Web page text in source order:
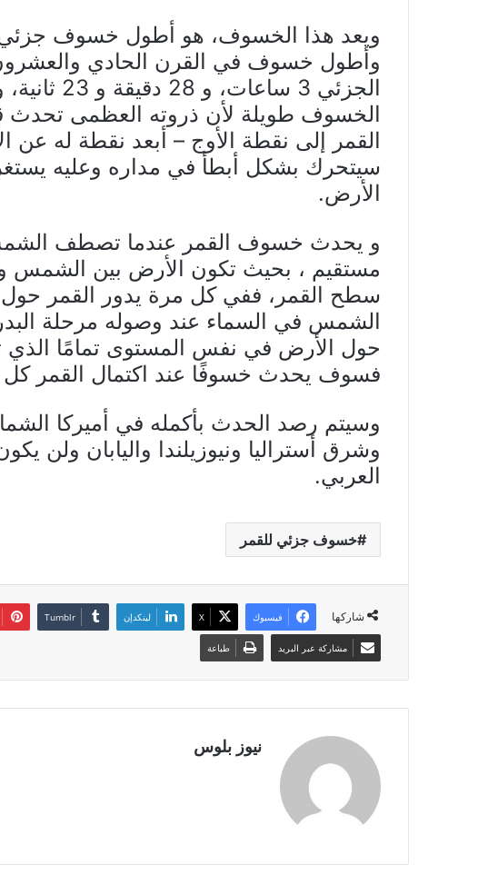
ويعد هذا الخسوف، هو أطول خسوف
وأطول خسوف في القرن الحادي
الجزئي 3
القمر إلى نقطة الأوج – أبعد نقطة له عن
سيتحرك بشكل أبطأ في مداره وعليه
الأرض.
و يحدث خسوف القمر عندما تصطف
مستقيم ، بحيث تكون الأرض بين الشمس
سطح القمر، ففي كل مرة يدور القمر حول
الشمس في السماء عند وصوله مرحلة البدر
حول الأرض في نفس المستوى تمامًا
فسوف يحدث خسوفًا عند اكتمال القمر
وسيتم رصد الحدث بأكمله في أميركا
وشرق أستراليا ونيوزيلندا واليابان ولن
العربي.
خسوف جزئي للقمر
شاركها فيسبوك X لينكدإن
مشاركة عبر البريد طباعة
نيوز بلوس